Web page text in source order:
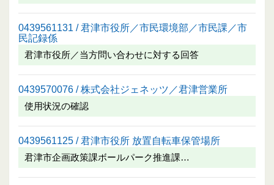
0439561131 / 君津市役所／市民環境部／市民課／市
民記録係
君津市役所／当方問い合わせに対する回答
0439570076 / 株式会社ジェネッツ／君津営業所
使用状況の確認
0439561125 / 君津市役所 放置自転車保管場所
君津市企画政策課ボールパーク推進課…